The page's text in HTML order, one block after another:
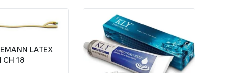
LATEX
CH 18